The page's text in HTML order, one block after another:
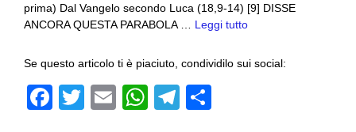
prima) Dal Vangelo secondo Luca (18,9-14) [9] DISSE
ANCORA QUESTA PARABOLA … Leggi tutto
Se questo articolo ti è piaciuto, condividilo sui social:
F
T
E
W T